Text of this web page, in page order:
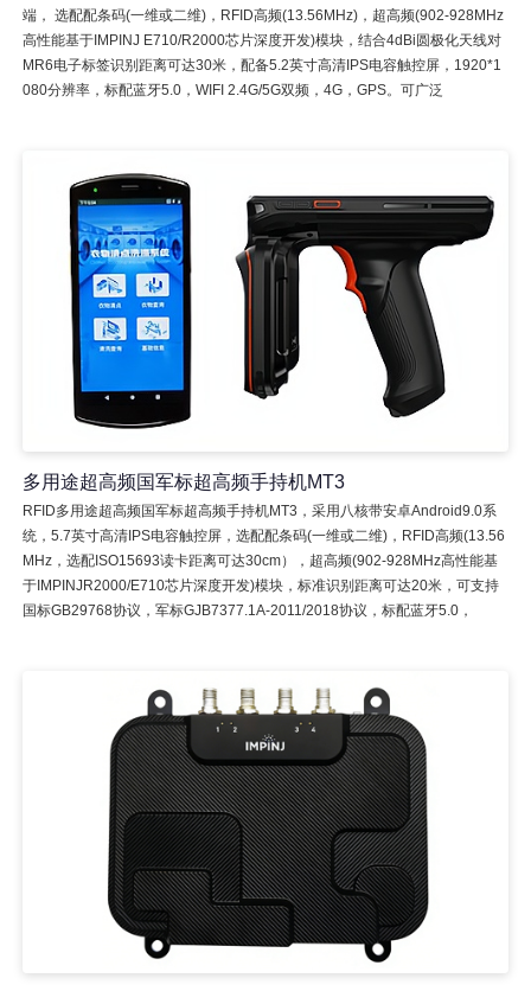
端， 选配配条码(一维或二维)，RFID高频(13.56MHz)，超高频(902-928MHz
高性能基于IMPINJ E710/R2000芯片深度开发)模块，结合4dBi圆极化天线对
MR6电子标签识别距离可达30米，配备5.2英寸高清IPS电容触控屏，1920*1
080分辨率，标配蓝牙5.0，WIFI 2.4G/5G双频，4G，GPS。可广泛
多用途超高频国军标超高频手持机MT3
RFID多用途超高频国军标超高频手持机MT3，采用八核带安卓Android9.0系
统，5.7英寸高清IPS电容触控屏，选配配条码(一维或二维)，RFID高频(13.56
MHz，选配ISO15693读卡距离可达30cm），超高频(902-928MHz高性能基
于IMPINJR2000/E710芯片深度开发)模块，标准识别距离可达20米，可支持
国标GB29768协议，军标GJB7377.1A-2011/2018协议，标配蓝牙5.0，